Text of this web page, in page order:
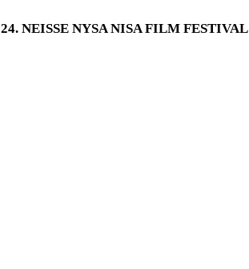
24. NEISSE NYSA NISA FILM FESTIVAL